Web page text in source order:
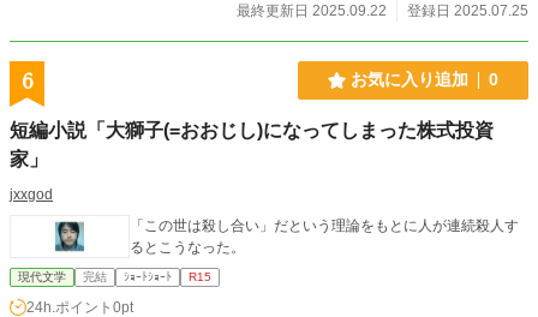
最終更新日 2025.09.22
登録日 2025.07.25
6 お気に入り追加 0
短編小説「大獅子(=おおじし)になってしまった株式投資
家」
jxxgod
「この世は殺し合い」だという理論をもとに人が連続殺人す
るとこうなった。
現代文学 完結 ｼｮｰﾄｼｮｰﾄ R15
24h.ポイント 0pt